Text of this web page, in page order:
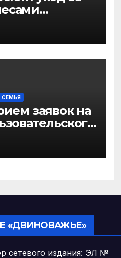
на
18 тысяч
СЕМЬЯ
заявок на
– 2026»
«ДВИНОВАЖЬЕ»
сетевого издания: ЭЛ №